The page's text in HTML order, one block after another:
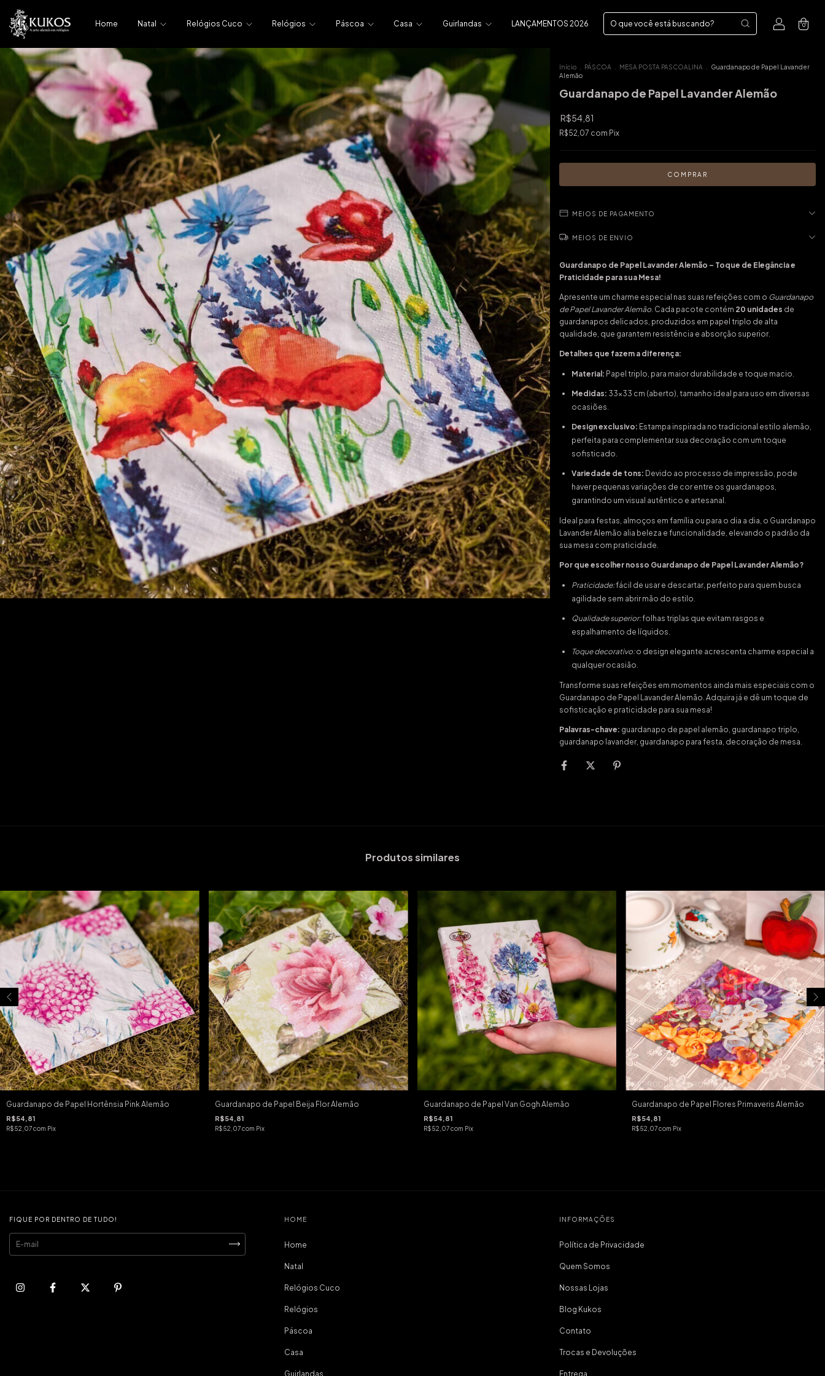
Home Natal Relógios Cuco Relógios Páscoa Casa Guirlandas LANÇAMENTOS 2026 0
Início PÁSCOA MESA POSTA PASCOALINA
Guardanapo de Papel Lavander
Alemão
Guardanapo de Papel Lavander Alemão
R$54,81
R$52,07 com Pix
MEIOS DE PAGAMENTO
MEIOS DE ENVIO
Guardanapo de Papel Lavander Alemão – Toque de Elegância e
Praticidade para sua Mesa!
Apresente um charme especial nas suas refeições com o Guardanapo
de Papel Lavander Alemão . Cada pacote contém 20 unidades de
guardanapos delicados, produzidos em papel triplo de alta
qualidade, que garantem resistência e absorção superior.
Detalhes que fazem a diferença:
Material: Papel triplo, para maior durabilidade e toque macio.
Medidas: 33x33 cm (aberto), tamanho ideal para uso em diversas
ocasiões.
Design exclusivo: Estampa inspirada no tradicional estilo alemão,
perfeita para complementar sua decoração com um toque
sofisticado.
Variedade de tons: Devido ao processo de impressão, pode
haver pequenas variações de cor entre os guardanapos,
garantindo um visual autêntico e artesanal.
Ideal para festas, almoços em família ou para o dia a dia, o Guardanapo
Lavander Alemão alia beleza e funcionalidade, elevando o padrão da
sua mesa com praticidade.
Por que escolher nosso Guardanapo de Papel Lavander Alemão?
Praticidade:fácil de usar e descartar, perfeito para quem busca
agilidade sem abrir mão do estilo.
Qualidade superior:folhas triplas que evitam rasgos e
espalhamento de líquidos.
Toque decorativo:o design elegante acrescenta charme especial a
qualquer ocasião.
Transforme suas refeições em momentos ainda mais especiais com o
Guardanapo de Papel Lavander Alemão. Adquira já e dê um toque de
sofisticação e praticidade para sua mesa!
Palavras-chave: guardanapo de papel alemão, guardanapo triplo,
guardanapo lavander, guardanapo para festa, decoração de mesa.
Produtos similares
Guardanapo de Papel Hortênsia Pink Alemão
R$54,81
R$52,07com Pix
Guardanapo de Papel Beija Flor Alemão
R$54,81
R$52,07com Pix
Guardanapo de Papel Van Gogh Alemão
R$54,81
R$52,07com Pix
Guardanapo de Papel Flores Primaveris Alemão
R$54,81
R$52,07com Pix
FIQUE POR DENTRO DE TUDO! HOME
Home
Natal
Relógios Cuco
Relógios
Páscoa
Casa
Guirlandas
INFORMAÇÕES
Política de Privacidade
Quem Somos
Nossas Lojas
Blog Kukos
Contato
Trocas e Devoluções
Entrega